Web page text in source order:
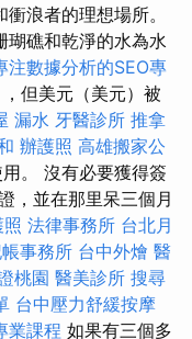
浪者的理想場所。
瑚礁和乾淨的水為水
注數據分析的SEO專
但美元（美元）被
漏水 牙醫診所 推拿
辦護照 高雄搬家公
。 沒有必要獲得簽
，並在那里呆三個月
法律事務所 台北月
事務所 台中外燴 醫
桃園 醫美診所 搜尋
台中壓力舒緩按摩
業課程 如果有三個多